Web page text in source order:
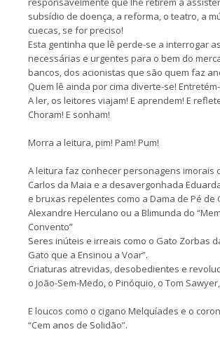
subsídio de doença, a reforma, o teatro, a
cuecas, se for preciso!
Esta gentinha que lê perde-se a interrogar
necessárias e urgentes para o bem do
bancos, dos acionistas que são quem faz
Quem lê ainda por cima diverte-se!
A ler, os leitores viajam! E aprendem! E
Choram! E sonham!
Morra a leitura, pim! Pam! Pum!
A leitura faz conhecer personagens imorais
Carlos da Maia e a desavergonhada
e bruxas repelentes como a Dama de Pé de
Alexandre Herculano ou a Blimunda do
Convento”
Seres inúteis e irreais como o Gato Zorbas
Gato que a Ensinou a Voar”.
Criaturas atrevidas, desobedientes e
o João-Sem-Medo, o Pinóquio, o Tom
E loucos como o cigano Melquíades e o
“Cem anos de Solidão”.